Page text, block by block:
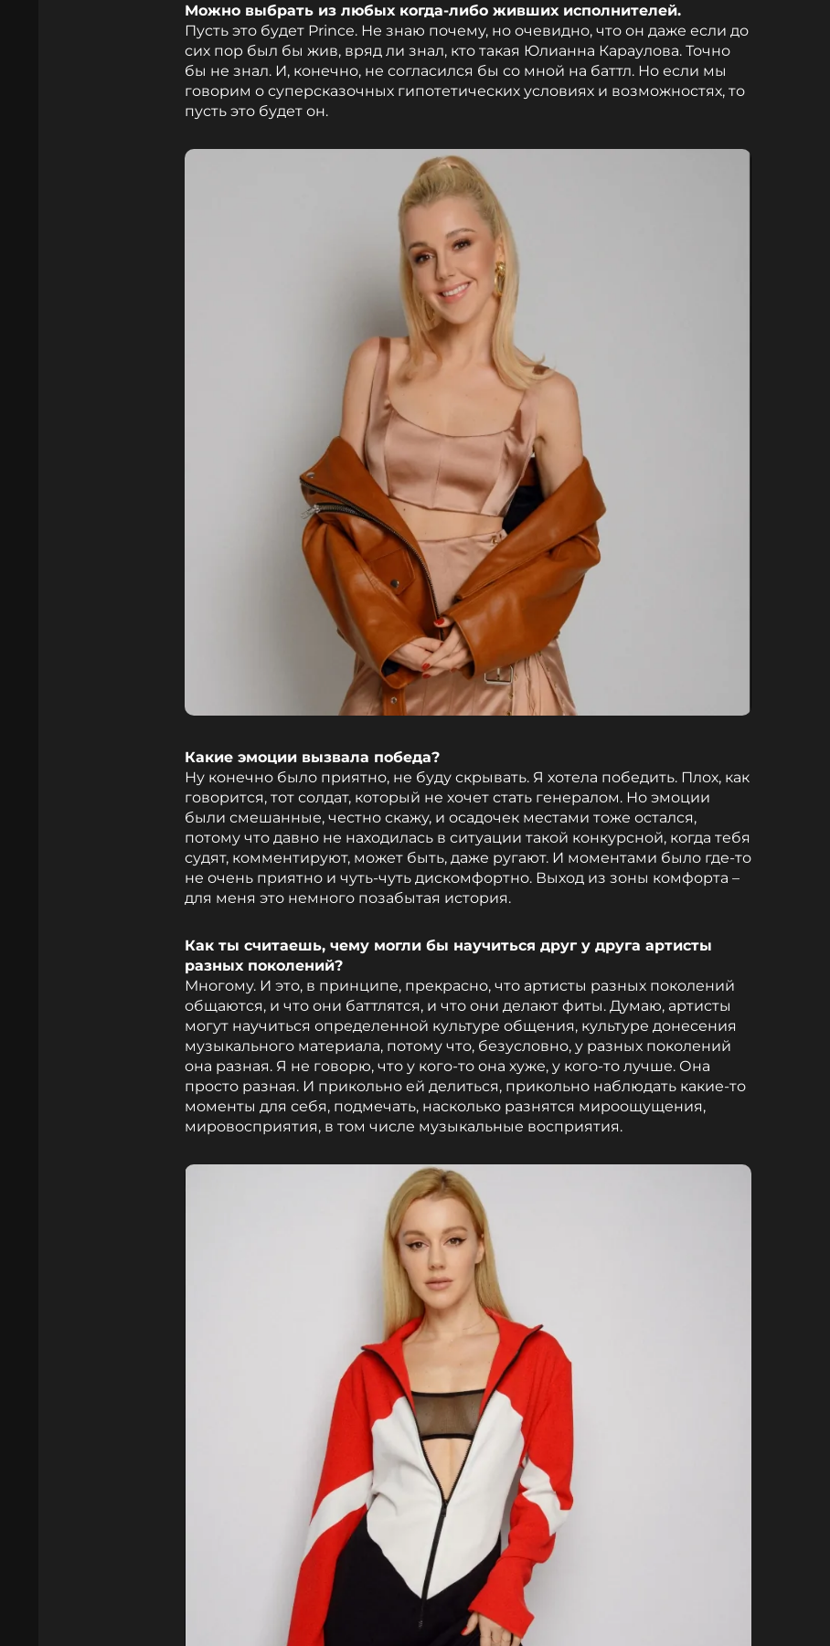
Можно выбрать из любых когда-либо живших исполнителей.
Пусть это будет Prince. Не знаю почему, но очевидно, что он даже если до
сих пор был бы жив, вряд ли знал, кто такая Юлианна Караулова. Точно
бы не знал. И, конечно, не согласился бы со мной на баттл. Но если мы
говорим о суперсказочных гипотетических условиях и возможностях, то
пусть это будет он.
Какие эмоции вызвала победа?
Ну конечно было приятно, не буду скрывать. Я хотела победить. Плох, как
говорится, тот солдат, который не хочет стать генералом. Но эмоции
были смешанные, честно скажу, и осадочек местами тоже остался,
потому что давно не находилась в ситуации такой конкурсной, когда тебя
судят, комментируют, может быть, даже ругают. И моментами было где-то
не очень приятно и чуть-чуть дискомфортно. Выход из зоны комфорта –
для меня это немного позабытая история.
Как ты считаешь, чему могли бы научиться друг у друга артисты
разных поколений?
Многому. И это, в принципе, прекрасно, что артисты разных поколений
общаются, и что они баттлятся, и что они делают фиты. Думаю, артисты
могут научиться определенной культуре общения, культуре донесения
музыкального материала, потому что, безусловно, у разных поколений
она разная. Я не говорю, что у кого-то она хуже, у кого-то лучше. Она
просто разная. И прикольно ей делиться, прикольно наблюдать какие-то
моменты для себя, подмечать, насколько разнятся мироощущения,
мировосприятия, в том числе музыкальные восприятия.